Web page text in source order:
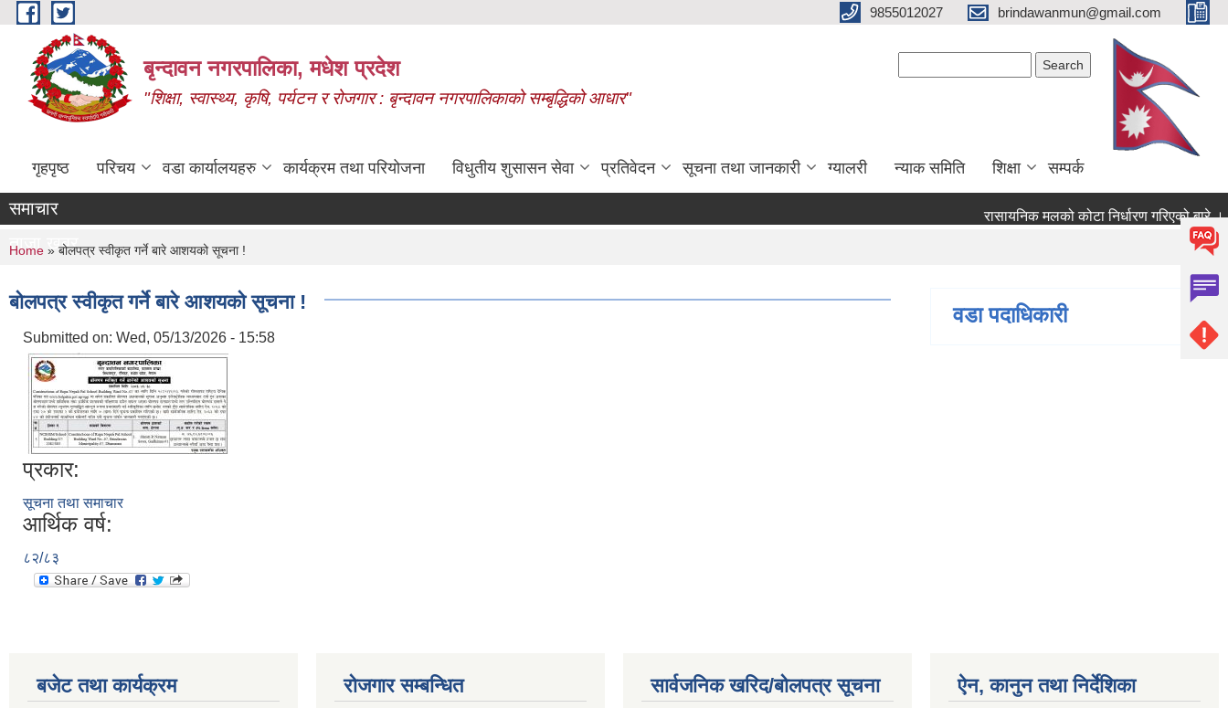
Skip to main content 9855012027 brindawanmun@gmail.com
बृन्दावन नगरपालिका, मधेश प्रदेश
"शिक्षा, स्वास्थ्य, कृषि, पर्यटन र रोजगार : बृन्दावन नगरपालिकाको सम्बृद्धिको आधार"
गृहपृष्ठ परिचय वडा कार्यालयहरु कार्यक्रम तथा परियोजना विधुतीय शुसासन सेवा प्रतिवेदन सूचना तथा जानकारी ग्यालरी न्याक समिति शिक्षा सम्पर्क
समाचार रासायनिक मलको कोटा निर्धारण गरिएको बारे ।
ताजा खबर
You are here
Home » बोलपत्र स्वीकृत गर्ने बारे आशयको सूचना !
बोलपत्र स्वीकृत गर्ने बारे आशयको सूचना !
Submitted on: Wed, 05/13/2026 - 15:58
प्रकार:
सूचना तथा समाचार
आर्थिक वर्ष:
८२/८३
वडा पदाधिकारी
बजेट तथा कार्यक्रम रोजगार सम्बन्धित सार्वजनिक खरिद/बोलपत्र सूचना ऐन, कानुन तथा निर्देशिका